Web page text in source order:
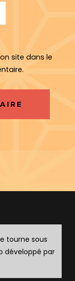
site dans le
tourne sous
développé par